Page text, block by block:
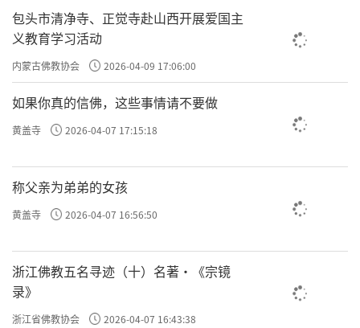
包头市清净寺、正觉寺赴山西开展爱国主
义教育学习活动
内蒙古佛教协会 2026-04-09 17:06:00
如果你真的信佛，这些事情请不要做
黄盖寺 2026-04-07 17:15:18
称父亲为弟弟的女孩
黄盖寺 2026-04-07 16:56:50
浙江佛教五名寻迹（十）名著·《宗镜
录》
浙江省佛教协会 2026-04-07 16:43:38